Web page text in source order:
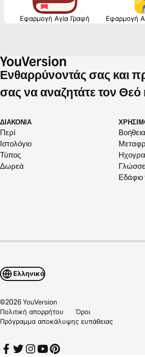
Εφαρμογή Αγία Γραφή Εφαρμογή
Ενθαρρύνοντάς σας και
σας να αναζητάτε τον Θεό
ΔΙΑΚΟΝΊΑ
Περί
Ιστολόγιο
Τύπος
Δωρεά
Βοήθεια
Εδάφιο
Ελληνικά
©2026YouVersion
Πολιτική απορρήτου
Όροι
Πρόγραμμα αποκάλυψης ευπάθειας